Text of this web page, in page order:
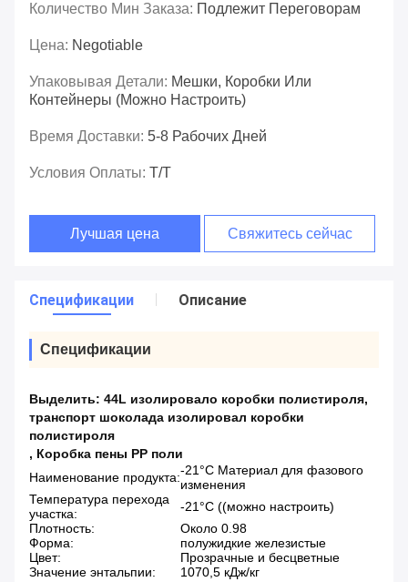
Количество Мин Заказа: Подлежит Переговорам
Цена: Negotiable
Упаковывая Детали: Мешки, Коробки Или
Контейнеры (можно Настроить)
Время Доставки: 5-8 Рабочих Дней
Условия Оплаты: T/T
Лучшая цена Свяжитесь сейчас
Спецификации Описание
Спецификации
Выделить: 44L изолировало коробки полистироля,
транспорт шоколада изолировал коробки
полистироля
, Коробка пены PP поли
Наименование продукта:-21°С Материал для фазового
изменения
Температура перехода
участка:
-21°C ((можно настроить)
Плотность:
Около 0.98
Форма:
полужидкие железистые
Цвет:
Прозрачные и бесцветные
Значение энтальпии:
1070,5 кДж/кг